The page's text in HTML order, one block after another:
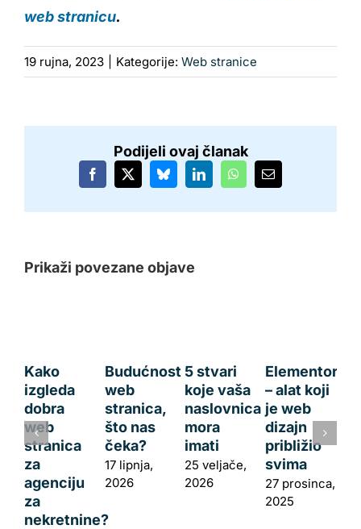
web stranicu.
19 rujna, 2023 Kategorije: Web stranice
Podijeli ovaj članak
Facebook
X BlueskyLinkedInWhatsAppEmail:
Prikaži povezane objave
Kako
izgleda
dobra
web
stranica
za
agenciju
za
nekretnine?
Budućnost
web
stranica,
što nas
čeka?
17 lipnja,
2026
5 stvari
koje vaša
naslovnica
mora
imati
25 veljače,
2026
Elementor
– alat koji
je web
dizajn
približio
svima
27 prosinca,
2025